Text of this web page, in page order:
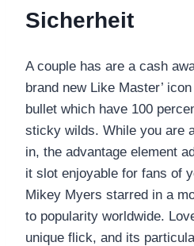
Sicherheit
A couple has are a cash
brand new Like Master’
bullet which have 100
sticky wilds. While you are
in, the advantage element
it slot enjoyable for fans of
Mikey Myers starred in a
to popularity worldwide.
unique flick, and its